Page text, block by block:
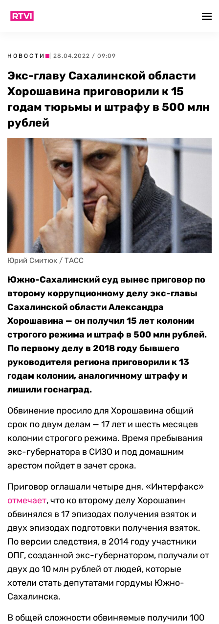
НОВОСТИ | 28.04.2022 / 09:09
Экс-главу Сахалинской области
Хорошавина приговорили к 15
годам тюрьмы и штрафу в 500 млн
рублей
Юрий Смитюк / ТАСС
Южно-Сахалинский суд вынес приговор по
второму коррупционному делу экс-главы
Сахалинской области Александра
Хорошавина — он получил 15 лет колонии
строгого режима и штраф в 500 млн рублей.
По первому делу в 2018 году бывшего
руководителя региона приговорили к 13
годам колонии, аналогичному штрафу и
лишили госнаград.
Обвинение просило для Хорошавина общий
срок по двум делам — 17 лет и шесть месяцев
колонии строгого режима. Время пребывания
экс-губернатора в СИЗО и под домашним
арестом пойдет в зачет срока.
Приговор оглашали четыре дня. «Интерфакс»
отмечает, что ко второму делу Хорошавин
обвинялся в 17 эпизодах получения взяток и
двух эпизодах подготовки получения взяток.
По версии следствия, в 2014 году участники
ОПГ, созданной экс-губернатором, получали от
двух до 10 млн рублей от людей, которые
хотели стать депутатами гордумы Южно-
Сахалинска.
В общей сложности обвиняемые получили 100